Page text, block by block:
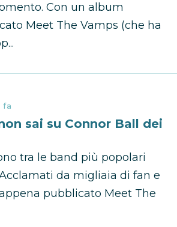
Con un album
Meet The Vamps (che ha
fa
sai su Connor Ball dei
tra le band più popolari
da migliaia di fan e
pubblicato Meet The